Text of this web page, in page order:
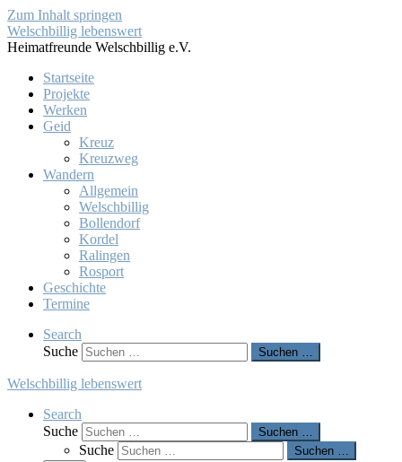
Zum Inhalt springen
Welschbillig lebenswert
Heimatfreunde Welschbillig e.V.
Startseite
Projekte
Werken
Geid
Kreuz
Kreuzweg
Wandern
Allgemein
Welschbillig
Bollendorf
Kordel
Ralingen
Rosport
Geschichte
Termine
Search
Suche
Suchen …
Welschbillig lebenswert
Search
Suche
Suchen …
Suche
Suchen …